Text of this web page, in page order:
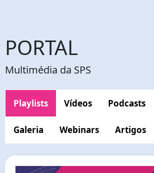
PORTAL
Multimédia da SPS
Playlists Vídeos Podcasts
Galeria Webinars Artigos